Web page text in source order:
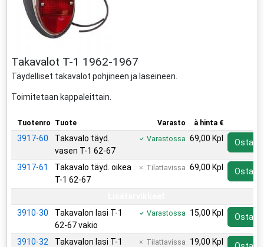
Takavalot T-1 1962-1967
Täydelliset takavalot pohjineen ja laseineen.
Toimitetaan kappaleittain.
Tuotenro Tuote Varasto à hinta €
3917-60
Takavalo täyd.
vasen T-1 62-67
Varastossa 69,00 Kpl Osta
3917-61
Takavalo täyd. oikea
T-1 62-67
Tilattavissa 69,00 Kpl Osta
3910-30
Takavalon lasi T-1
62-67 vakio
Varastossa 15,00 Kpl Osta
3910-32
Takavalon lasi T-1
Tilattavissa 19,00 Kpl